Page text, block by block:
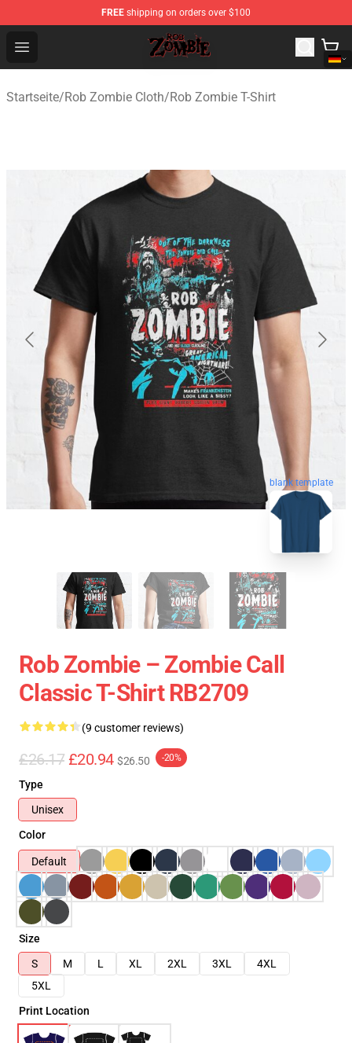
FREE shipping on orders over $100
Open menu
Rob Zombie Shop - Official Rob Zombie Merchandise
Startseite/Rob Zombie Cloth/Rob Zombie T-Shirt
blank template
Rob Zombie – Zombie Call
Classic T-Shirt RB2709
(9 customer reviews)
£26.17 £20.94 $26.50 -20%
Type
Unisex
Color
Default
Size
S
M L XL 2XL 3XL
4XL
5XL
Print Location